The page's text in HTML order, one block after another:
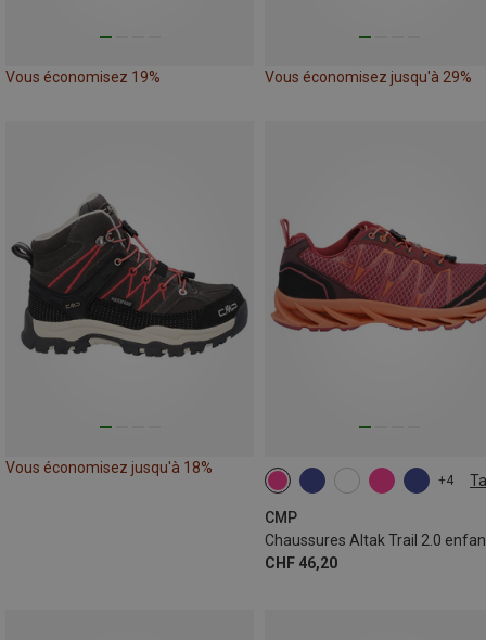
Vous économisez 19% Vous économisez jusqu'à 29%
Vous économisez jusqu'à 18%
+4
CMP
Chaussures Altak Trail 2.0
CHF 46,20